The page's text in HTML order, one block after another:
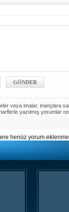
veya imalar, inançlara
yazılmış yorumlar
henüz yorum